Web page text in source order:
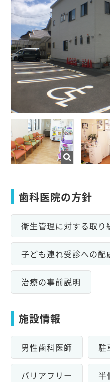
歯科医院の方針
衛生管理に対する取り
子ども連れ受診への配
治療の事前説明
施設情報
男性歯科医師 駐
バリアフリー 半